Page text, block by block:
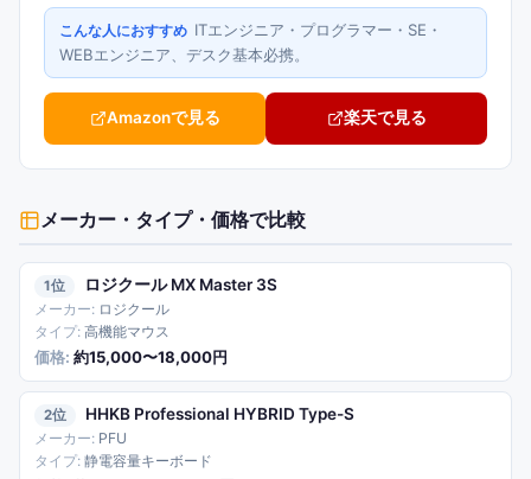
こんな人におすすめ ITエンジニア・プログラマー・SE・
WEBエンジニア、デスク基本必携。
Amazonで見る 楽天で見る
メーカー・タイプ・価格で比較
1 ロジクール MX Master 3S
ロジクール
高機能マウス
約15,000〜18,000円
2 HHKB Professional HYBRID Type-S
PFU
静電容量キーボード